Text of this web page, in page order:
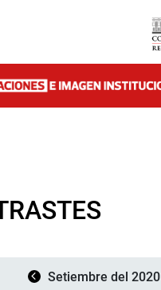
Setiembre del 2020